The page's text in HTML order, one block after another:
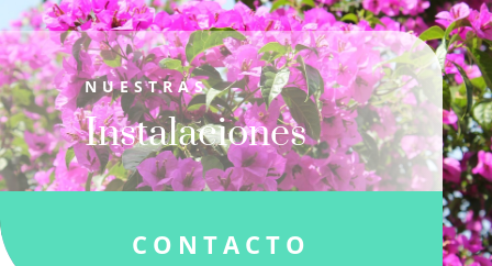
NUESTRAS
Instalaciones
CONTACTO